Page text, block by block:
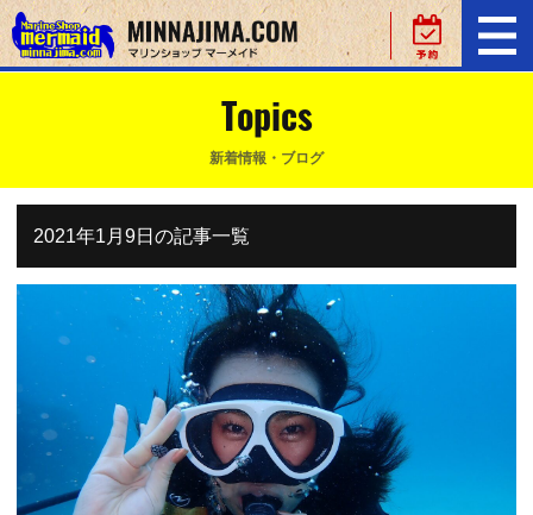
Topics
新着情報・ブログ
2021年1月9日の記事一覧